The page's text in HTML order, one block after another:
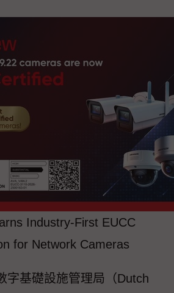
Industry-First EUCC
for Network Cameras
字基礎設施管理局（Dutch